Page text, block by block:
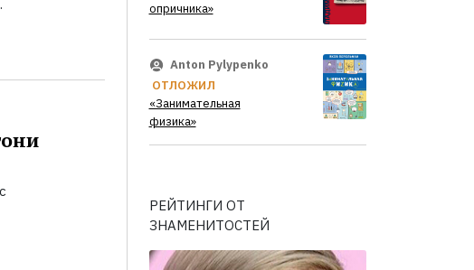
опричника»
Anton Pylypenko
ОТЛОЖИЛ
«Занимательная
физика»
РЕЙТИНГИ ОТ
ЗНАМЕНИТОСТЕЙ